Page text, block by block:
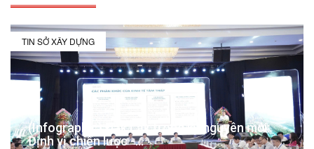
TIN SỞ XÂY DỰNG
(Infographic) Đắk Lắk trong kỷ nguyên mới:
Định vị chiến lược -...